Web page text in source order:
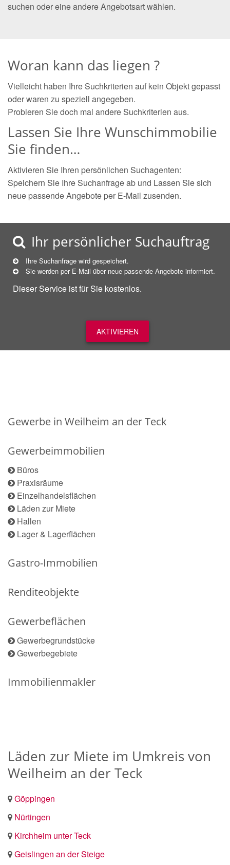
suchen oder eine andere Angebotsart wählen.
Woran kann das liegen ?
Vielleicht haben Ihre Suchkriterien auf kein Objekt gepasst
oder waren zu speziell angegeben.
Probieren Sie doch mal andere Suchkriterien aus.
Lassen Sie Ihre Wunschimmobilie
Sie finden…
Aktivieren Sie Ihren persönlichen Suchagenten:
Speichern Sie Ihre Suchanfrage ab und Lassen Sie sich
neue passende Angebote per E-Mail zusenden.
Ihr persönlicher Suchauftrag
Ihre Suchanfrage wird gespeichert.
Sie werden per E-Mail über neue passende Angebote informiert.
Dieser Service ist für Sie kostenlos.
AKTIVIEREN
Gewerbe in Weilheim an der Teck
Gewerbeimmobilien
Büros
Praxisräume
Einzelhandelsflächen
Läden zur Miete
Hallen
Lager & Lagerflächen
Gastro-Immobilien
Renditeobjekte
Gewerbeflächen
Gewerbegrundstücke
Gewerbegebiete
Immobilienmakler
Läden zur Miete im Umkreis von
Weilheim an der Teck
Göppingen
Nürtingen
Kirchheim unter Teck
Geislingen an der Steige